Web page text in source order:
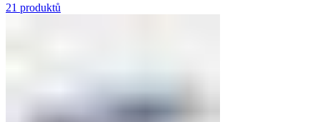
21 produktů